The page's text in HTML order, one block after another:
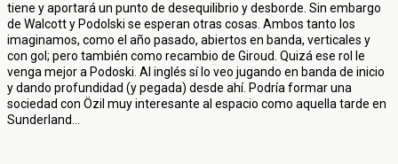
tiene y aportará un punto de desequilibrio y desborde. Sin embargo
de Walcott y Podolski se esperan otras cosas. Ambos tanto los
imaginamos, como el año pasado, abiertos en banda, verticales y
con gol; pero también como recambio de Giroud. Quizá ese rol le
venga mejor a Podoski. Al inglés sí lo veo jugando en banda de inicio
y dando profundidad (y pegada) desde ahí. Podría formar una
sociedad con Özil muy interesante al espacio como aquella tarde en
Sunderland...